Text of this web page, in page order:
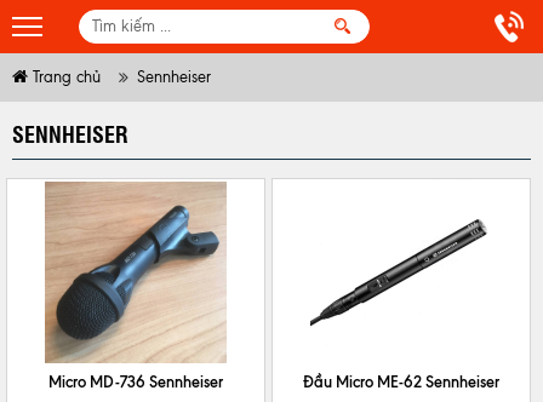
Trang chủ Sennheiser
SENNHEISER
CHI TIẾT MUA NGAY
Micro MD-736 Sennheiser Đầu Micro ME-62 Sennheiser